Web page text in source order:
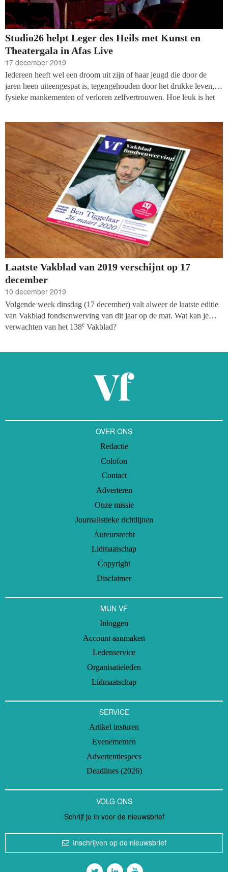
Studio26 helpt Leger des Heils met Kunst en
Theatergala in Afas Live
17 december 2019
Iedereen heeft wel een droom uit zijn of haar jeugd die door de
jaren heen uiteengespat is, tegengehouden door het drukke leven,
fysieke mankementen of verloren zelfvertrouwen. Hoe leuk is het
acts de kans om op het podium van de Afas Live in Amsterdam te
staan.
Laatste Vakblad van 2019 verschijnt op 17
december
10 december 2019
Volgende week dinsdag (17 december) valt alweer de laatste editie
van Vakblad fondsenwerving van dit jaar op de mat. Wat kan je
verwachten van het 138e Vakblad?
OVER ONS
Redactie
Colofon
Contact
Adverteren
Onze missie
Journalistieke richtlijnen
Auteursrecht
Lidmaatschap
Copyright
Disclaimer
MIJN VF
Inloggen
Account aanmaken
Ledenservice
Organisatieleden
Lidmaatschap
SERVICE
Artikel insturen
Evenementen
Advertentiespecs
Deadlines (2026)
VOLG ONS
Schrijf je in voor de nieuwsbrief
Inschrijven op de nieuwsbrief